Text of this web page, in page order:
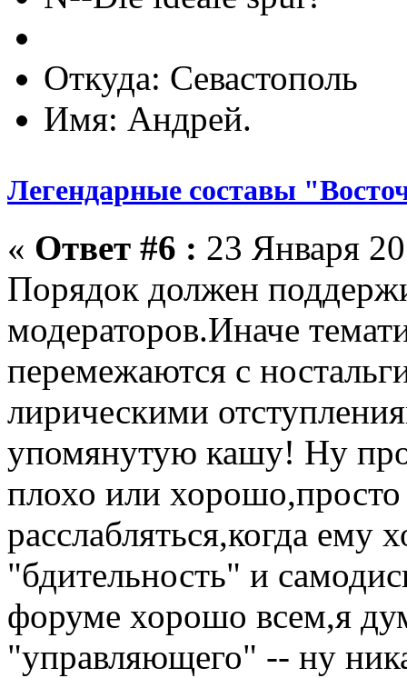
Откуда: Севастополь
Имя: Андрей.
Легендарные составы
« Ответ #6 : 23 Января
Порядок должен
модераторов.Иначе
перемежаются с
лирическими
упомянутую кашу! Ну
плохо или хорошо,просто
расслабляться,когда ему
"бдительность" и
форуме хорошо всем,я
"управляющего" -- ну